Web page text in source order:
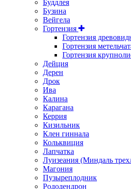
Буддлея
Бузина
Вейгела
Гортензия
Гортензия
Гортензия
Гортензия
Дейция
Дерен
Дрок
Ива
Калина
Карагана
Керрия
Кизильник
Клен гиннала
Кольквиция
Лапчатка
Луизеания (Миндаль
Магония
Пузыреплодник
Рододендрон